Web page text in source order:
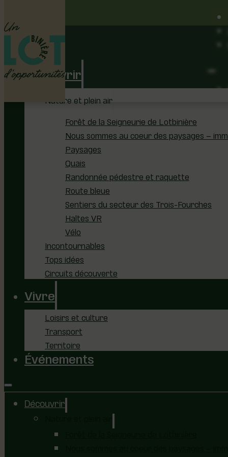
Découvrir
Nature et plein air
Forêt de la Seigneurie de Lotbinière
Nous sommes au coeur des paysages –
Paysages
Quais
Randonnée pédestre et raquette
Route bleue
Sentiers du secteur des Trois-Fourches
Haltes VR
Vélo
Incontournables
Tops idées
Circuits découverte
Vivre
Loisirs et culture
Transport
Territoire
Événements
Découvrir